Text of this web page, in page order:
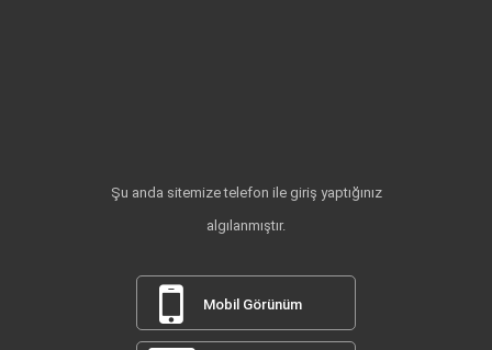
Şu anda sitemize telefon ile giriş yaptığınız
algılanmıştır.
Mobil Görünüm